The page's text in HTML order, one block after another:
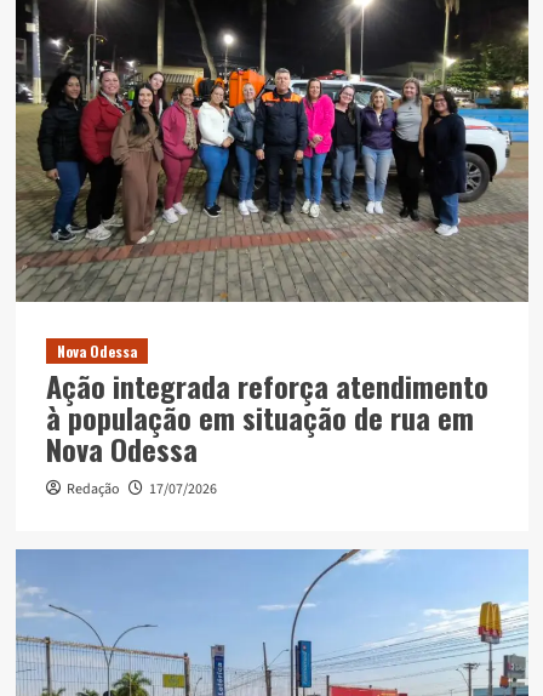
Nova Odessa
Ação integrada reforça atendimento
à população em situação de rua em
Nova Odessa
Redação 17/07/2026